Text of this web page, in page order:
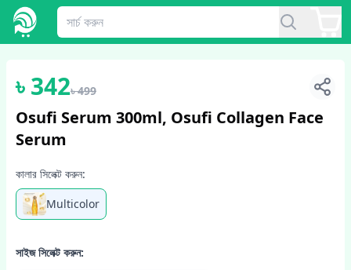
1/4
৳342৳499
Osufi Serum 300ml, Osufi Collagen Face
Serum
কালার সিলেক্ট করুন:
Multicolor
সাইজ সিলেক্ট করুন: